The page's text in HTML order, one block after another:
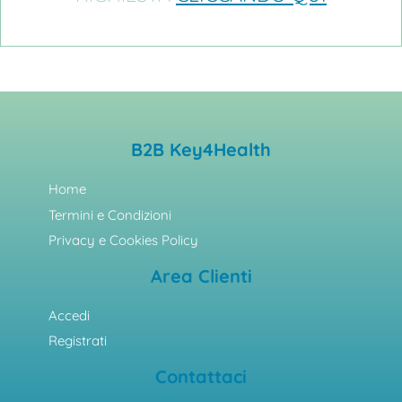
B2B Key4Health
Home
Termini e Condizioni
Privacy e Cookies Policy
Area Clienti
Accedi
Registrati
Contattaci